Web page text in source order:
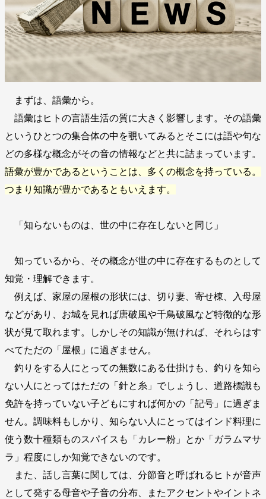
まずは、語彙から。
語彙はヒトの言語生活の質に大きく影響します。その語彙
というひとつの集合体の中を覗いてみるとそこには語や句な
どの多様な概念がその音の情報などと共に詰まっています。
語彙が豊かであるということは、多くの概念を持っている。
つまり知識が豊かであるともいえます。
「知らないものは、世の中に存在しないと同じ」
知っているから、その概念が世の中に存在するものとして
知覚・理解できます。
例えば、家屋の屋根の形状には、切り妻、寄せ棟、入母屋
などがあり、お城を見れば唐破風や千鳥破風など特徴的な形
状が見て取れます。しかしその知識が無ければ、それらはす
べてただの「屋根」に過ぎません。
釣りをする人にとっての無数にある仕掛けも、釣りを知ら
ない人にとってはただの「針と糸」でしょうし、道路標識も
免許を持っていない子どもにすれば何かの「記号」に過ぎま
せん。調味料もしかり、知らない人にとってはインド料理に
使う数十種類ものスパイスも「カレー粉」とか「ガラムマサ
ラ」程度にしか知覚できないのです。
また、話し言葉に関しては、分節音と呼ばれるヒトが音声
として発する母音や子音の分布、またアクセントやイントネ